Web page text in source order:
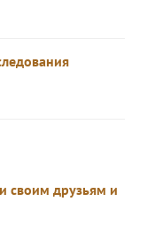
своим друзьям и